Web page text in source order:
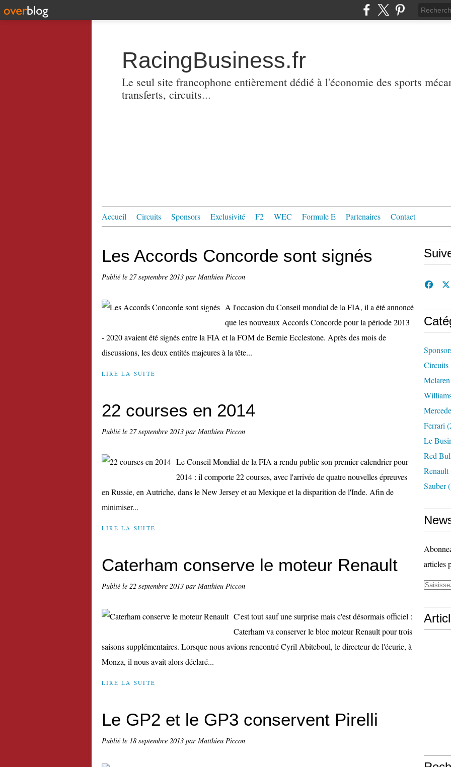
RacingBusiness.fr
Le seul site francophone entièrement dédié à l'économie des sports
transferts, circuits...
Accueil Circuits Sponsors Exclusivité F2 WEC Formule E Partenaires Contact
Les Accords Concorde sont signés
Publié le 27 septembre 2013 par Matthieu Piccon
A l'occasion du Conseil mondial de la FIA, il a été annoncé
que les nouveaux Accords Concorde pour la période 2013
- 2020 avaient été signés entre la FIA et la FOM de Bernie Ecclestone. Après des mois de
discussions, les deux entités majeures à la tête...
LIRE LA SUITE
22 courses en 2014
Publié le 27 septembre 2013 par Matthieu Piccon
Le Conseil Mondial de la FIA a rendu public son premier calendrier pour
2014 : il comporte 22 courses, avec l'arrivée de quatre nouvelles épreuves
en Russie, en Autriche, dans le New Jersey et au Mexique et la disparition de l'Inde. Afin de
minimiser...
LIRE LA SUITE
Caterham conserve le moteur Renault
Publié le 22 septembre 2013 par Matthieu Piccon
C'est tout sauf une surprise mais c'est désormais officiel :
Caterham va conserver le bloc moteur Renault pour trois
saisons supplémentaires. Lorsque nous avions rencontré Cyril Abiteboul, le directeur de l'écurie, à
Monza, il nous avait alors déclaré...
LIRE LA SUITE
Le GP2 et le GP3 conservent Pirelli
Publié le 18 septembre 2013 par Matthieu Piccon
Circuits
Mclaren
Ferrari
Le
Red
Renault
Sauber
articles